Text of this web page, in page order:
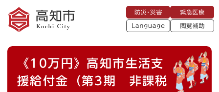
メニューを飛ばして本文へ
災
・
災
急
医
療
L
a
a
g
閲
助
本
《10万円》高知市生活支
援給付金（第3期 非課税